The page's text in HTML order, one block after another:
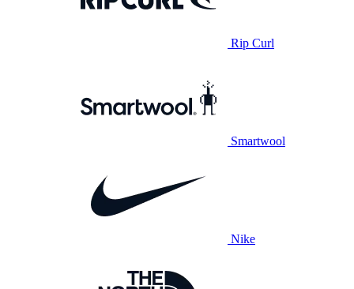
Rip Curl
Smartwool
Nike